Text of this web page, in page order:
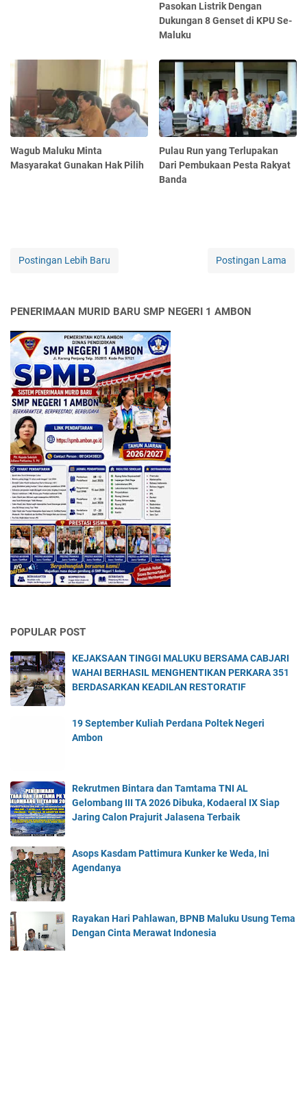
Pasokan Listrik Dengan
Dukungan 8 Genset di KPU Se-
Maluku
Wagub Maluku Minta
Masyarakat Gunakan Hak Pilih
Pulau Run yang Terlupakan
Dari Pembukaan Pesta Rakyat
Banda
Postingan Lebih Baru Postingan Lama
PENERIMAAN MURID BARU SMP NEGERI 1 AMBON
POPULAR POST
KEJAKSAAN TINGGI MALUKU BERSAMA CABJARI
WAHAI BERHASIL MENGHENTIKAN PERKARA 351
BERDASARKAN KEADILAN RESTORATIF
19 September Kuliah Perdana Poltek Negeri
Ambon
Rekrutmen Bintara dan Tamtama TNI AL
Gelombang III TA 2026 Dibuka, Kodaeral IX Siap
Jaring Calon Prajurit Jalasena Terbaik
Asops Kasdam Pattimura Kunker ke Weda, Ini
Agendanya
Rayakan Hari Pahlawan, BPNB Maluku Usung Tema
Dengan Cinta Merawat Indonesia